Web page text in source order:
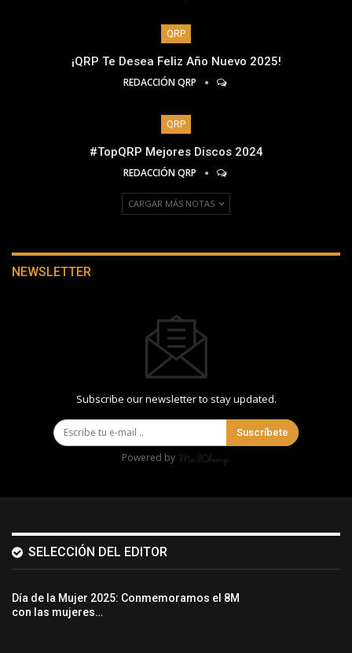
QRP
¡QRP Te Desea Feliz Año Nuevo 2025!
REDACCIÓN QRP
QRP
#TopQRP Mejores Discos 2024
REDACCIÓN QRP
CARGAR MÁS NOTAS
NEWSLETTER
Subscribe our newsletter to stay updated.
Suscríbete
Powered by
SELECCIÓN DEL EDITOR
Día de la Mujer 2025: Conmemoramos el 8M
con las mujeres…